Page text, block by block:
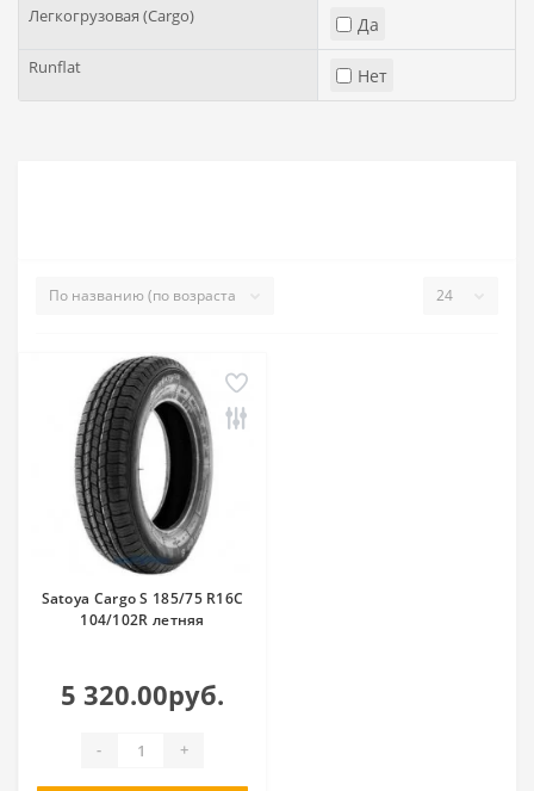
Легкогрузовая (Cargo) Да
Runflat Нет
Satoya Cargo S 185/75 R16C
104/102R летняя
5 320.00руб.
- +